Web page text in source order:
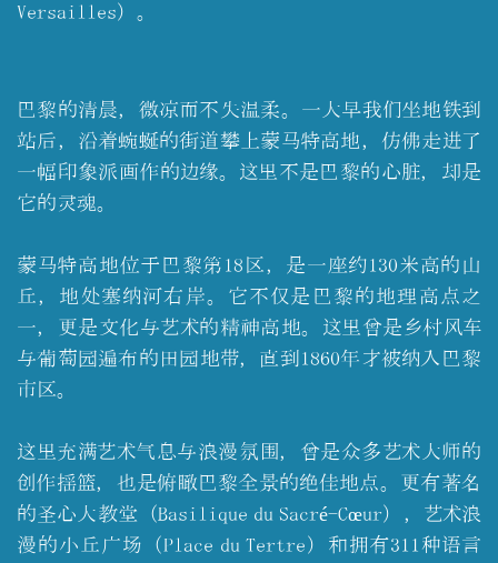
Versailles）。
巴黎的清晨，微凉而不失温柔。一大早我们坐地铁到
站后，沿着蜿蜒的街道攀上蒙马特高地，仿佛走进了
一幅印象派画作的边缘。这里不是巴黎的心脏，却是
它的灵魂。
蒙马特高地位于巴黎第18区，是一座约130米高的山
丘，地处塞纳河右岸。它不仅是巴黎的地理高点之
一，更是文化与艺术的精神高地。这里曾是乡村风车
与葡萄园遍布的田园地带，直到1860年才被纳入巴黎
市区。
这里充满艺术气息与浪漫氛围，曾是众多艺术大师的
创作摇篮，也是俯瞰巴黎全景的绝佳地点。更有著名
的圣心大教堂（Basilique du Sacré-Cœur），艺术浪
漫的小丘广场（Place du Tertre）和拥有311种语言